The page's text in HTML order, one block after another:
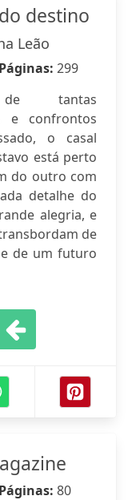
destino
Leão
299
tantas
e confrontos
o casal
está perto
do outro com
detalhe do
alegria, e
de
de um futuro
80